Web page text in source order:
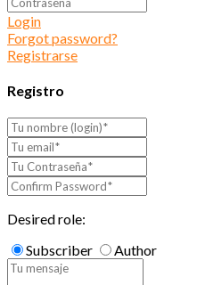
Login
Forgot password?
Registrarse
Registro
Desired role:
Subscriber
Author